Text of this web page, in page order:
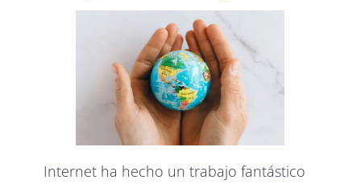
Internet ha hecho un trabajo fantástico